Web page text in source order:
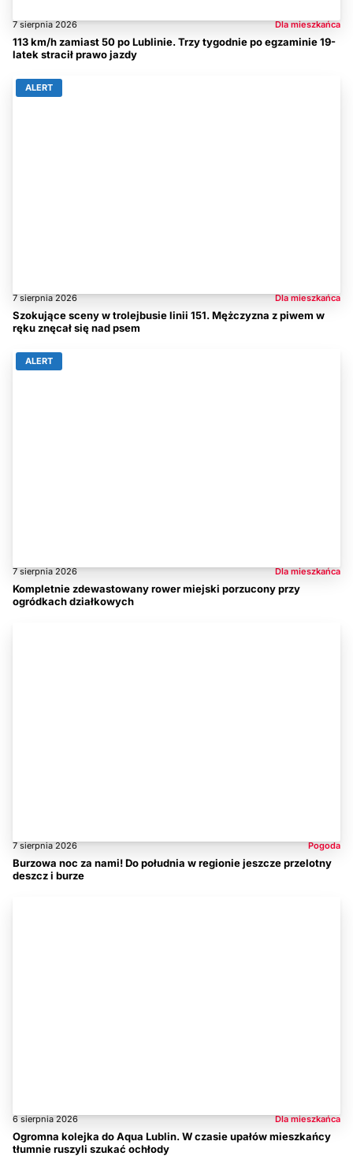
7 sierpnia 2026 Dla mieszkańca
113 km/h zamiast 50 po Lublinie. Trzy tygodnie po egzaminie 19-
latek stracił prawo jazdy
ALERT
7 sierpnia 2026 Dla mieszkańca
Szokujące sceny w trolejbusie linii 151. Mężczyzna z piwem w
ręku znęcał się nad psem
ALERT
7 sierpnia 2026 Dla mieszkańca
Kompletnie zdewastowany rower miejski porzucony przy
ogródkach działkowych
7 sierpnia 2026 Pogoda
Burzowa noc za nami! Do południa w regionie jeszcze przelotny
deszcz i burze
6 sierpnia 2026 Dla mieszkańca
Ogromna kolejka do Aqua Lublin. W czasie upałów mieszkańcy
tłumnie ruszyli szukać ochłody